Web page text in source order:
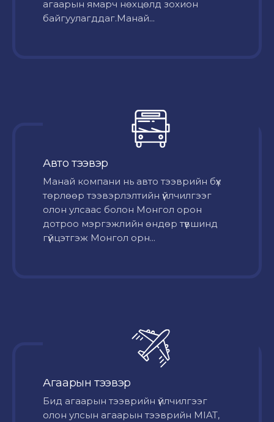
агаарын ямарч нөхцөлд зохион
байгуулагддаг.Манай...
Авто тээвэр
Mанай компани нь авто тээврийн бүх
төрлөөр тээвэрлэлтийн үйлчилгээг
олон улсаас болон Монгол орон
дотроо мэргэжлийн өндөр түвшинд
гүйцэтгэж Монгол орн...
Агаарын тээвэр
Бид агаарын тээврийн үйлчилгээг
олон улсын агаарын тээврийн MIAT,